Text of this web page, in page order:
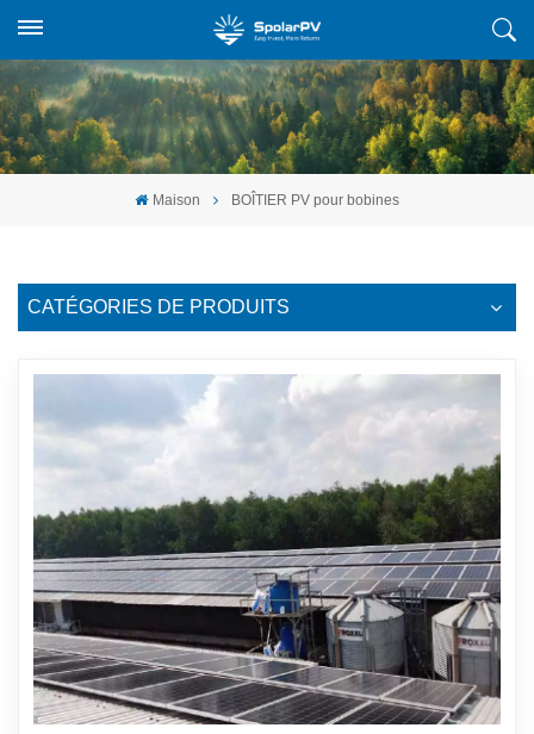
Maison BOÎTIER PV pour bobines
CATÉGORIES DE PRODUITS